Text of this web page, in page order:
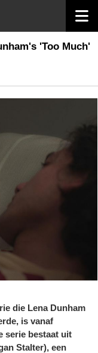
'Too Much'
die Lena Dunham
is vanaf
serie bestaat uit
Stalter), een